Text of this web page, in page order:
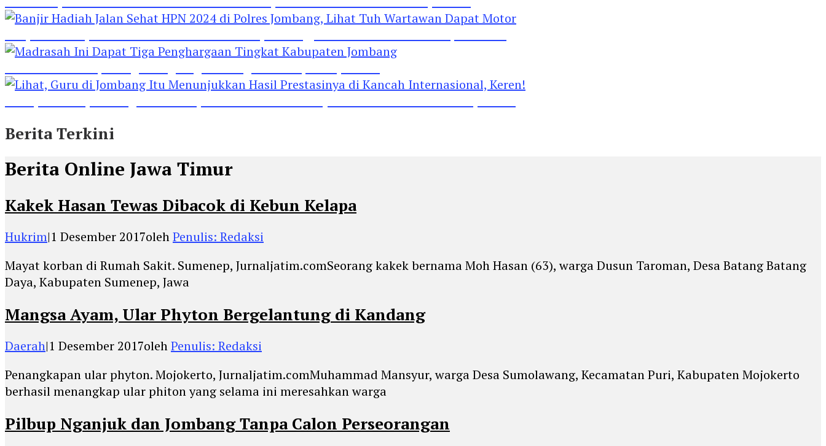
Berita Terkini
Berita Online Jawa Timur
Kakek Hasan Tewas Dibacok di Kebun Kelapa
Hukrim|1 Desember 2017olehPenulis: Redaksi
Mayat korban di Rumah Sakit. Sumenep, Jurnaljatim.comSeorang kakek bernama Moh Hasan (63), warga Dusun Taroman, Desa Batang Batang
Daya, Kabupaten Sumenep, Jawa
Mangsa Ayam, Ular Phyton Bergelantung di Kandang
Daerah|1 Desember 2017olehPenulis: Redaksi
Penangkapan ular phyton. Mojokerto, Jurnaljatim.comMuhammad Mansyur, warga Desa Sumolawang, Kecamatan Puri, Kabupaten Mojokerto
berhasil menangkap ular phiton yang selama ini meresahkan warga
Pilbup Nganjuk dan Jombang Tanpa Calon Perseorangan